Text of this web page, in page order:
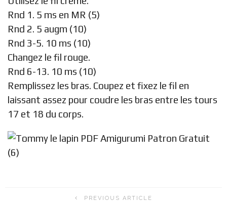
Rnd 1. 5 ms en MR (5)
Rnd 2. 5 augm (10)
Rnd 3-5. 10 ms (10)
Changez le fil rouge.
Rnd 6-13. 10 ms (10)
Remplissez les bras. Coupez et fixez le fil en
laissant assez pour coudre les bras entre les tours
17 et 18 du corps.
PREVIOUS ARTICLE